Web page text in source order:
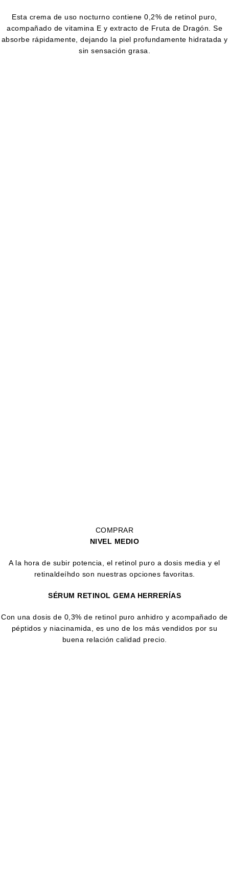
Esta crema de uso nocturno contiene 0,2% de retinol puro,
acompañado de vitamina E y extracto de Fruta de Dragón. Se
absorbe rápidamente, dejando la piel profundamente hidratada y
sin sensación grasa.
COMPRAR
NIVEL MEDIO
A la hora de subir potencia, el retinol puro a dosis media y el
retinaldeíhdo son nuestras opciones favoritas.
SÉRUM RETINOL GEMA HERRERÍAS
Con una dosis de 0,3% de retinol puro anhidro y acompañado de
péptidos y niacinamida, es uno de los más vendidos por su
buena relación calidad precio.